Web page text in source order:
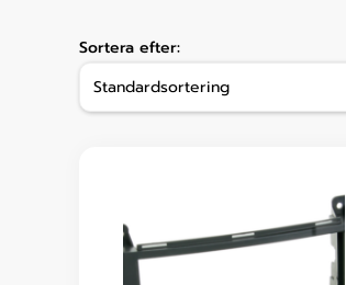
Sortera efter: